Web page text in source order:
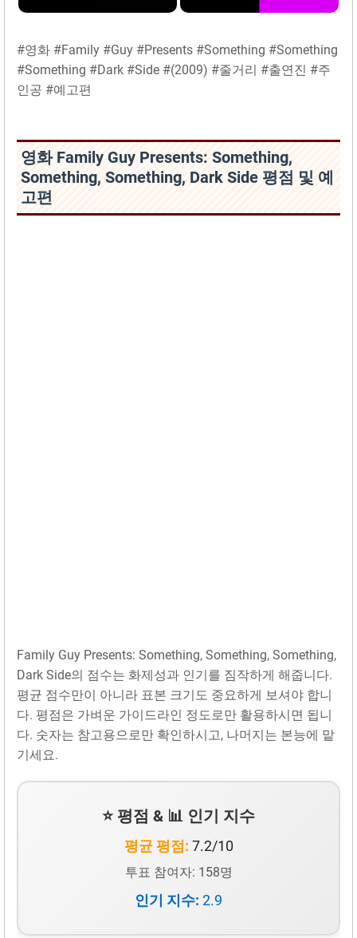
#영화 #Family #Guy #Presents #Something #Something
#Something #Dark #Side #(2009) #줄거리 #출연진 #주
인공 #예고편
영화 Family Guy Presents: Something,
Something, Something, Dark Side 평점 및 예
고편
Family Guy Presents: Something, Something, Something,
Dark Side의 점수는 화제성과 인기를 짐작하게 해줍니다.
평균 점수만이 아니라 표본 크기도 중요하게 보셔야 합니
다. 평점은 가벼운 가이드라인 정도로만 활용하시면 됩니
다. 숫자는 참고용으로만 확인하시고, 나머지는 본능에 맡
기세요.
⭐ 평점 & 📊 인기 지수
평균 평점: 7.2/10
투표 참여자: 158명
인기 지수: 2.9